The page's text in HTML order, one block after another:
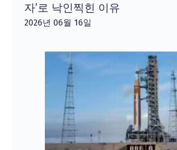
자’로 낙인찍힌 이유
2026년 06월 16일